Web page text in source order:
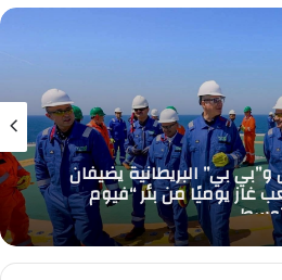
و”بي بي” البريطانية يضيفان
غاز يوميًا من بئر “فيوم